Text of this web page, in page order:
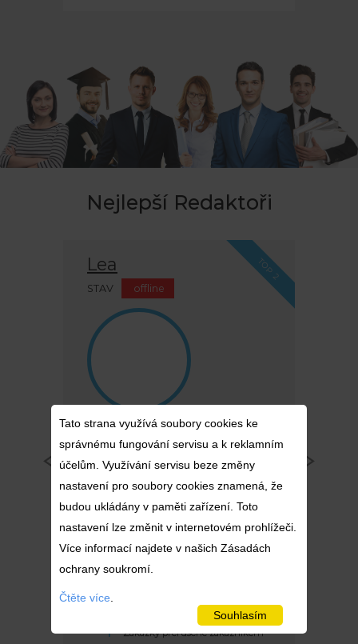
Nejlepší Redaktoři
Lea
STAV offline
10/10
4 0 0
2 Pořadí
224
Zakázky v průběhu realizace
1 Zakázky přerušené zákazníkem
TOP 2
Tato strana využívá soubory cookies ke
správnému fungování servisu a k reklamním
účelům. Využívání servisu beze změny
nastavení pro soubory cookies znamená, že
budou ukládány v paměti zařízení. Toto
nastavení lze změnit v internetovém prohlížeči.
Více informací najdete v našich Zásadách
ochrany soukromí.
Čtěte více
Souhlasím